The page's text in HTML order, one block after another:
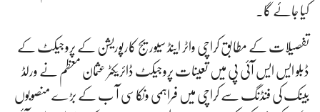
کیا جائے گا۔
تفصیلات کے مطابق کراچی واٹر اینڈ سیوریج کارپوریشن کے پروجیکٹ کے
ڈبلو ایس ایس آئی پی میں تعینات پروجیکٹ ڈائریکٹر عثمان معظم نے ورلڈ
بینک کی فنڈنگ سے کراچی میں فراہمی ونکاسی آ ب کے بڑے منصوبوں